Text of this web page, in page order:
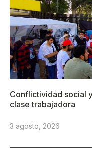
Conflictividad social
clase trabajadora
3 agosto, 2026